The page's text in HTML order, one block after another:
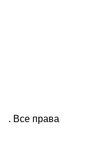
. Все права